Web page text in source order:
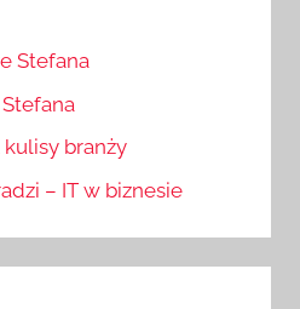
Stefana
kulisy branży
– IT w biznesie